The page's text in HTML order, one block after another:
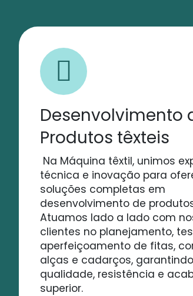
Desenvolvimento
Produtos têxteis
Na Máquina têxtil, unimos
técnica e inovação para
soluções completas em
desenvolvimento de
Atuamos lado a lado com
clientes no planejamento,
aperfeiçoamento de fitas,
alças e cadarços, garantindo
qualidade, resistência e
superior.